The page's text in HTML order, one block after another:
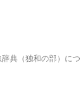
辞典（独和の部）